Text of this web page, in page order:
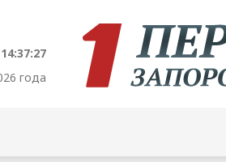
14:37:28
года